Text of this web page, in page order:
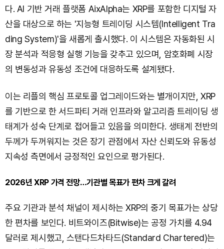
다. AI 기반 거래 플랫폼 AixAlpha는 XRP를 포함한 디지털 자
산을 대상으로 하는 '지능형 트레이딩 시스템(Intelligent Tra
ding System)'을 새롭게 출시했다. 이 시스템은 자동화된 시
장 분석과 적응형 실행 기능을 갖추고 있으며, 암호화폐 시장
의 변동성과 유동성 조건에 대응하도록 설계됐다.
이는 리플의 핵심 프로토콜 업그레이드와는 별개이지만, XRP
를 기반으로 한 서드파티 거래 인프라와 알고리즘 트레이딩 생
태계가 성숙 단계로 접어들고 있음을 의미한다. 생태계 전반의
두께가 두꺼워지는 것은 장기 관점에서 자산 신뢰도와 유동성
지속성 측면에서 긍정적인 요인으로 평가된다.
2026년 XRP 가격 전망…기관별 목표가 편차 크게 갈려
주요 기관과 분석 채널이 제시하는 XRP의 중기 목표가는 상당
한 편차를 보인다. 비트와이즈(Bitwise)는 공정 가치를 4.94
달러로 제시했고, 스탠다드차타드(Standard Chartered)는